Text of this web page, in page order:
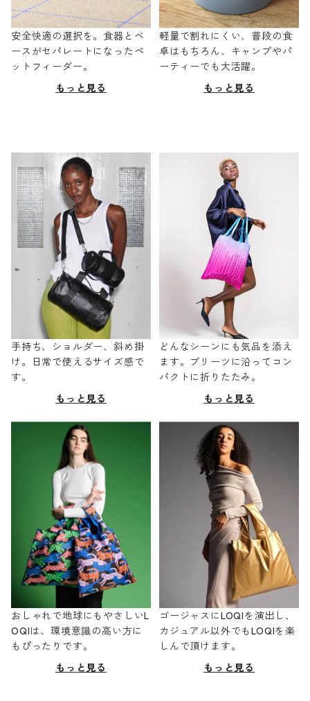
安全快適の選択を。食器とベ
ースがセパレートになったペ
ットフィーダー。
もっと見る
軽量で割れにくい、普段の食
卓はもちろん、キャンプやパ
ーティーでも大活躍。
もっと見る
手持ち、ショルダー、斜め掛
け。日常で使えるサイズ感で
す。
もっと見る
どんなシーンにも気品を添え
ます。プリーツに沿ってコン
パクトに折りたたみ。
もっと見る
おしゃれで地球にもやさしいL
OQIは、環境意識の高い方に
もぴったりです。
もっと見る
ゴージャスにLOQIを演出し、
カジュアル以外でもLOQIを楽
しんで頂けます。
もっと見る